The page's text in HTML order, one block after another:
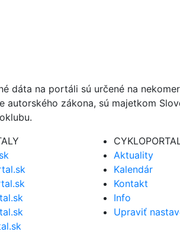
dáta na portáli sú určené na
autorského zákona, sú majetkom
Aktuality
Kalendár
Kontakt
Info
Upraviť